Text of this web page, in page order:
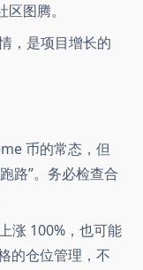
图腾。
，是项目增长的
币的常态，但
路”。务必检查合
涨 100%，也可能
的仓位管理，不